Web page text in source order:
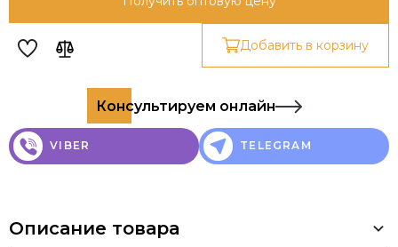
Добавить в корзину
Консультируем онлайн
VIBER TELEGRAM
Описание товара